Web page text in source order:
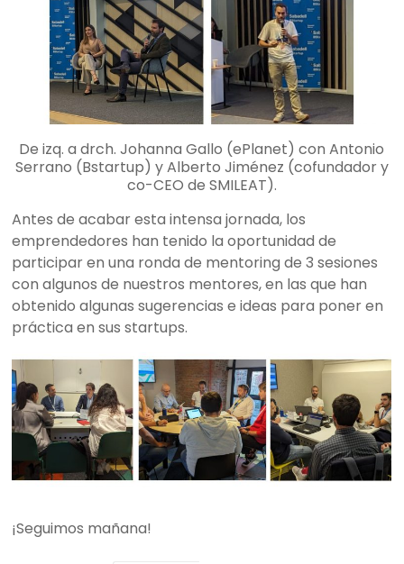
De izq. a drch. Johanna Gallo (ePlanet) con Antonio
Serrano (Bstartup) y Alberto Jiménez (cofundador y
co-CEO de SMILEAT).
Antes de acabar esta intensa jornada, los
emprendedores han tenido la oportunidad de
participar en una ronda de mentoring de 3 sesiones
con algunos de nuestros mentores, en las que han
obtenido algunas sugerencias e ideas para poner en
práctica en sus startups.
¡Seguimos mañana!